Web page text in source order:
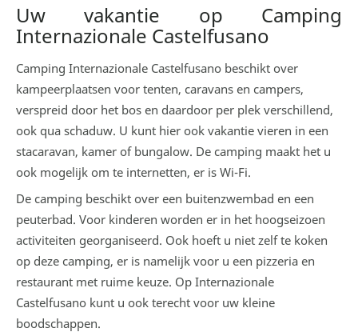
Uw vakantie op Camping
Internazionale Castelfusano
Camping Internazionale Castelfusano beschikt over
kampeerplaatsen voor tenten, caravans en campers,
verspreid door het bos en daardoor per plek verschillend,
ook qua schaduw. U kunt hier ook vakantie vieren in een
stacaravan, kamer of bungalow. De camping maakt het u
ook mogelijk om te internetten, er is Wi-Fi.
De camping beschikt over een buitenzwembad en een
peuterbad. Voor kinderen worden er in het hoogseizoen
activiteiten georganiseerd. Ook hoeft u niet zelf te koken
op deze camping, er is namelijk voor u een pizzeria en
restaurant met ruime keuze. Op Internazionale
Castelfusano kunt u ook terecht voor uw kleine
boodschappen.